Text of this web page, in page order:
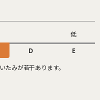
低
D E
みが若干あります。